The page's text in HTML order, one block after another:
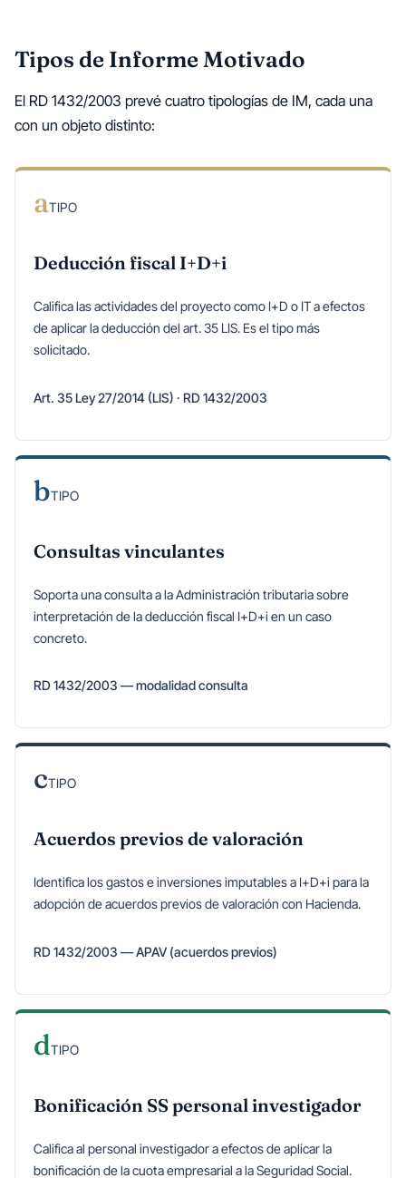
Tipos de Informe Motivado
El RD 1432/2003 prevé cuatro tipologías de IM, cada una
con un objeto distinto:
Tipos de Informe Motivado vinculante según RD 1432/2003:
aTIPO
Deducción fiscal I+D+i
Califica las actividades del proyecto como I+D o IT a efectos
de aplicar la deducción del art. 35 LIS. Es el tipo más
solicitado.
Art. 35 Ley 27/2014 (LIS) · RD 1432/2003
bTIPO
Consultas vinculantes
Soporta una consulta a la Administración tributaria sobre
interpretación de la deducción fiscal I+D+i en un caso
concreto.
RD 1432/2003 — modalidad consulta
cTIPO
Acuerdos previos de valoración
Identifica los gastos e inversiones imputables a I+D+i para la
adopción de acuerdos previos de valoración con Hacienda.
RD 1432/2003 — APAV (acuerdos previos)
dTIPO
Bonificación SS personal investigador
Califica al personal investigador a efectos de aplicar la
bonificación de la cuota empresarial a la Seguridad Social.